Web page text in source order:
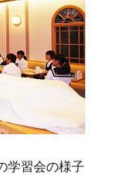
学習会の様子